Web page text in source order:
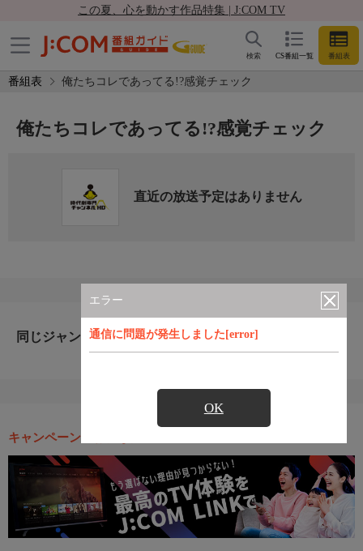
この夏、心を動かす作品特集 | J:COM TV
CS番組一覧 番組表
検索
番組表 俺たちコレであってる!?感覚チェック
エラー
通信に問題が発生しました[error]
OK
俺たちコレであってる!?感覚チェック
直近の放送予定はありません
同じジャンルのおすすめ番組
キャンペーン・お得な情報